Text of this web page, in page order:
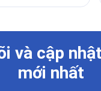
và cập
mới nhất